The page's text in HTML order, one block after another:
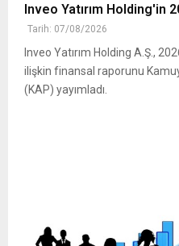
Inveo Yatırım Holding'in
Tarih: 07/08/2026
Inveo Yatırım Holding A.Ş.,
ilişkin finansal raporunu
(KAP) yayımladı.